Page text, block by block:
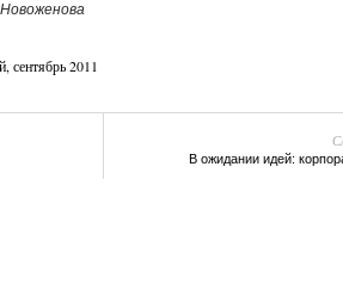
, сентябрь 2011
В ожидании идей: